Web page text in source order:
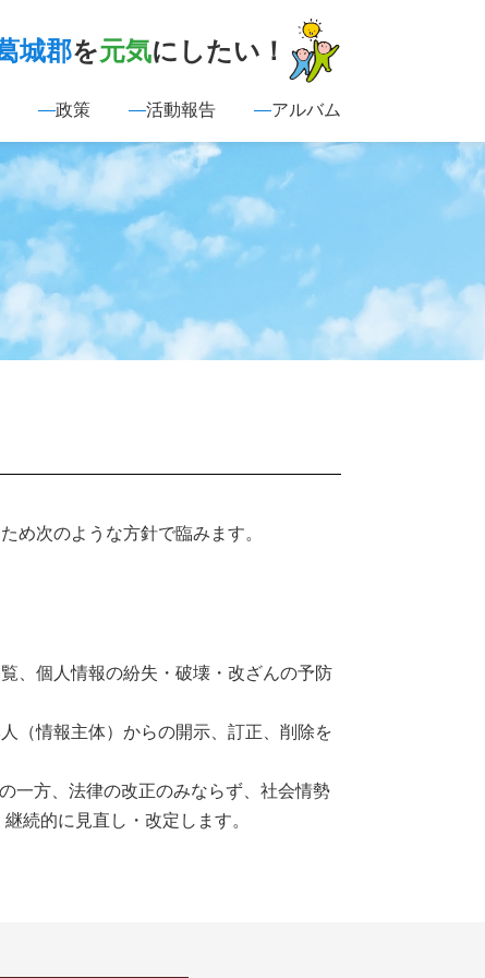
城郡を元気にしたい！
政策 活動報告 アルバム
め次のような方針で臨みます。
、個人情報の紛失・破壊・改ざんの予防
（情報主体）からの開示、訂正、削除を
一方、法律の改正のみならず、社会情勢
続的に見直し・改定します。